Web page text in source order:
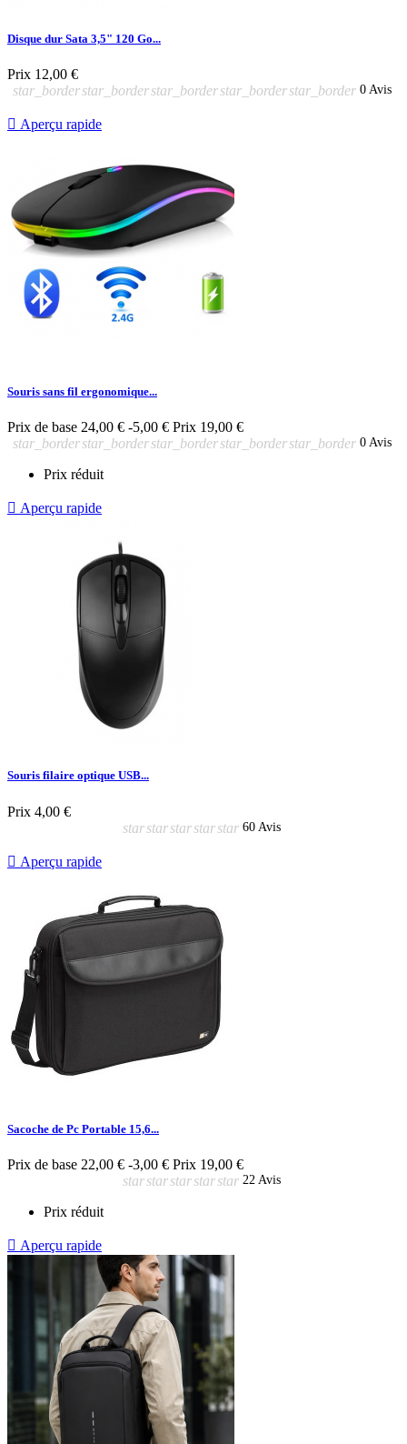
Disque dur Sata 3,5" 120 Go...
Prix 12,00 €
star_borderstar_borderstar_borderstar_borderstar_border 0 Avis
 Aperçu rapide
Souris sans fil ergonomique...
Prix de base 24,00 € -5,00 € Prix 19,00 €
star_borderstar_borderstar_borderstar_borderstar_border 0 Avis
Prix réduit
 Aperçu rapide
Souris filaire optique USB...
Prix 4,00 €
starstarstarstarstar 60 Avis
 Aperçu rapide
Sacoche de Pc Portable 15,6...
Prix de base 22,00 € -3,00 € Prix 19,00 €
starstarstarstarstar 22 Avis
Prix réduit
 Aperçu rapide